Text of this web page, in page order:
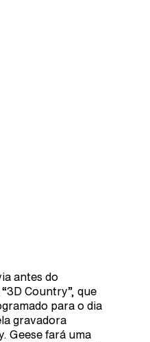
antes do
Country”, que
para o dia
gravadora
Geese fará uma